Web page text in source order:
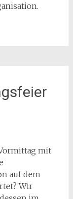
mit
auf dem
Wir